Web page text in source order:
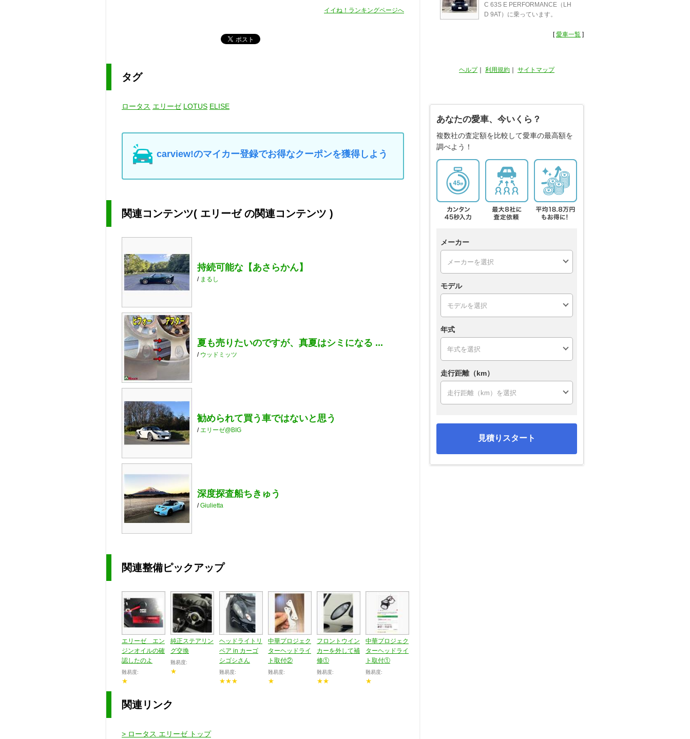
イイね！ランキングページへ
タグ
ロータス エリーゼ LOTUS ELISE
carview!のマイカー登録でお得なクーポンを獲得しよう
関連コンテンツ( エリーゼ の関連コンテンツ )
持続可能な【あさらかん】
/ まるし
夏も売りたいのですが、真夏はシミになる ...
/ ウッドミッツ
勧められて買う車ではないと思う
/ エリーゼ@BIG
深度探査船ちきゅう
/Giulietta
関連整備ピックアップ
エリーゼ エン
ジンオイルの確
認したのよ
難易度:
★
純正ステアリン
グ交換
難易度:
★
ヘッドライトリ
ペア in カーゴ
シゴシさん
難易度:
★★★
中華プロジェク
ターヘッドライ
ト取付②
難易度:
★
フロントウイン
カーを外して補
修①
難易度:
★★
中華プロジェク
ターヘッドライ
ト取付①
難易度:
★
関連リンク
> ロータス エリーゼ トップ
C 63S E PERFORMANCE（LH
D 9AT）に乗っています。
[愛車一覧 ]
ヘルプ｜ 利用規約 サイトマップ
あなたの愛車、今いくら？
複数社の査定額を比較して愛車の最高額を
調べよう！
メーカー
モデル
年式
走行距離（km）
見積りスタート